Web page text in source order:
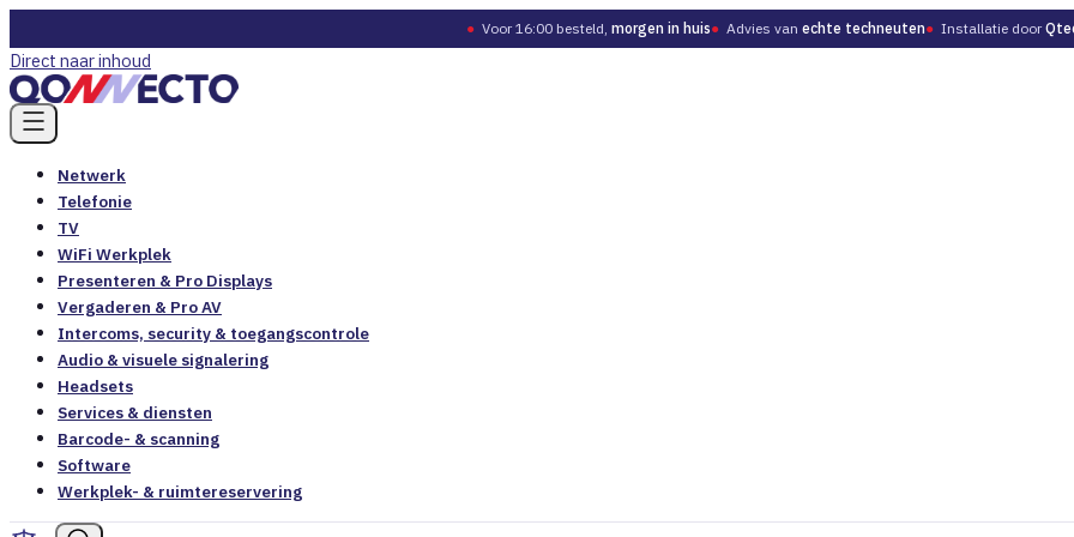
● Voor 16:00 besteld, morgen in huis● Advies van echte techneuten● Installatie door
Direct naar inhoud
Netwerk
Telefonie
TV
WiFi Werkplek
Presenteren & Pro Displays
Vergaderen & Pro AV
Intercoms, security & toegangscontrole
Audio & visuele signalering
Headsets
Services & diensten
Barcode- & scanning
Software
Werkplek- & ruimtereservering